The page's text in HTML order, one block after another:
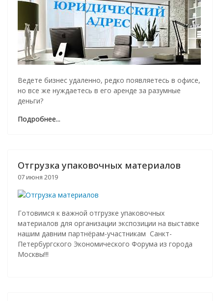
Ведете бизнес удаленно, редко появляетесь в офисе,
но все же нуждаетесь в его аренде за разумные
деньги?
Подробнее...
Отгрузка упаковочных материалов
07 июня 2019
Готовимся к важной отгрузке упаковочных
материалов для организации экспозиции на выставке
нашим давним партнёрам-участникам Санкт-
Петербургского Экономического Форума из города
Москвы!!!